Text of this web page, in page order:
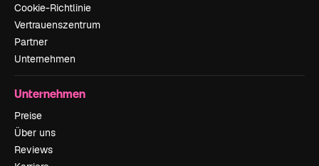
Cookie-Richtlinie
Vertrauenszentrum
Partner
Unternehmen
Unternehmen
Preise
Über uns
Reviews